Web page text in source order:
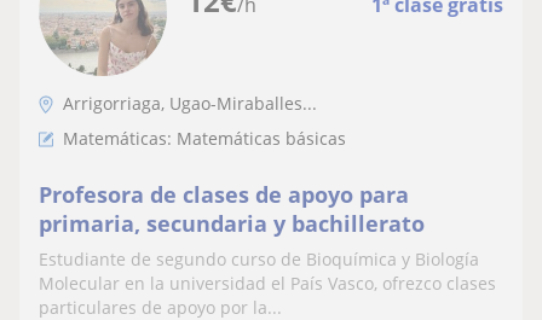
Arrigorriaga, Ugao-Miraballes...
Matemáticas: Matemáticas básicas
Profesora de clases de apoyo para
primaria, secundaria y bachillerato
Estudiante de segundo curso de Bioquímica y Biología
Molecular en la universidad el País Vasco, ofrezco clases
particulares de apoyo por la...